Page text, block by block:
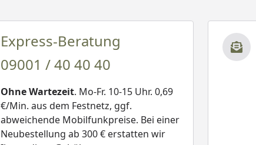
Express-Beratung
09001 / 40 40 40
Ohne Wartezeit. Mo-Fr. 10-15 Uhr. 0,69
€/Min. aus dem Festnetz, ggf.
abweichende Mobilfunkpreise. Bei einer
Neubestellung ab 300 € erstatten wir